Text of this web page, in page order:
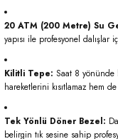
20 ATM (200 Metre) Su
yapısı ile profesyonel dalışlar
Kilitli Tepe: Saat 8 yönünde
hareketlerini kısıtlamaz hem
Tek Yönlü Döner Bezel:
belirgin tık sesine sahip